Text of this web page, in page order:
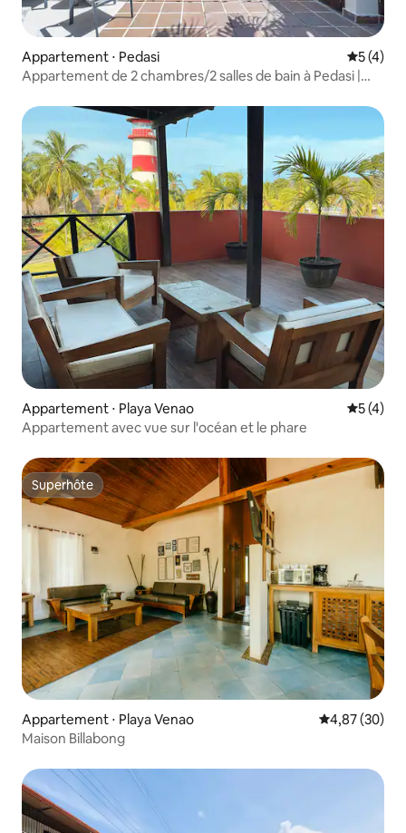
Appartement ⋅ Pedasi
5 (4)
Appartement de 2 chambres/2 salles de bain à Pedasi |
Appartement ⋅ Playa Venao
5 (4)
Appartement avec vue sur l'océan et le phare
Superhôte
Superhôte
Appartement ⋅ Playa Venao Évaluation
4,87 (30)
Maison Billabong